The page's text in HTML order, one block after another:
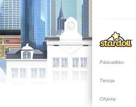
Päävalikko
Tietoja
Ohjeita